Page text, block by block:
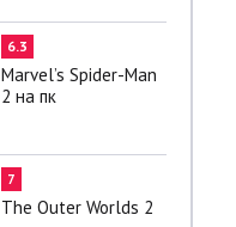
6.3
Marvel’s Spider-Man
2 на пк
7
The Outer Worlds 2